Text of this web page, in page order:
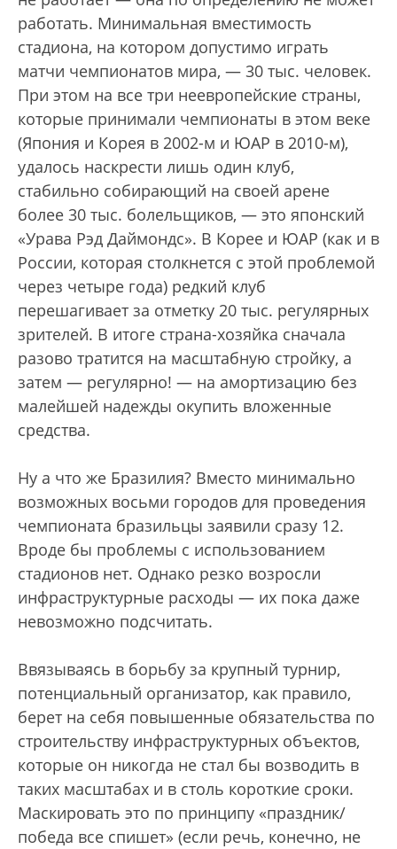
работать. Минимальная вместимость
стадиона, на котором допустимо играть
матчи чемпионатов мира, — 30 тыс. человек.
При этом на все три неевропейские страны,
которые принимали чемпионаты в этом веке
(Япония и Корея в 2002-м и ЮАР в 2010-м),
удалось наскрести лишь один клуб,
стабильно собирающий на своей арене
более 30 тыс. болельщиков, — это японский
«Урава Рэд Даймондс». В Корее и ЮАР (как и в
России, которая столкнется с этой проблемой
через четыре года) редкий клуб
перешагивает за отметку 20 тыс. регулярных
зрителей. В итоге страна-хозяйка сначала
разово тратится на масштабную стройку, а
затем — регулярно! — на амортизацию без
малейшей надежды окупить вложенные
средства.
Ну а что же Бразилия? Вместо минимально
возможных восьми городов для проведения
чемпионата бразильцы заявили сразу 12.
Вроде бы проблемы с использованием
стадионов нет. Однако резко возросли
инфраструктурные расходы — их пока даже
невозможно подсчитать.
Ввязываясь в борьбу за крупный турнир,
потенциальный организатор, как правило,
берет на себя повышенные обязательства по
строительству инфраструктурных объектов,
которые он никогда не стал бы возводить в
таких масштабах и в столь короткие сроки.
Маскировать это по принципу «праздник/
победа все спишет» (если речь, конечно, не